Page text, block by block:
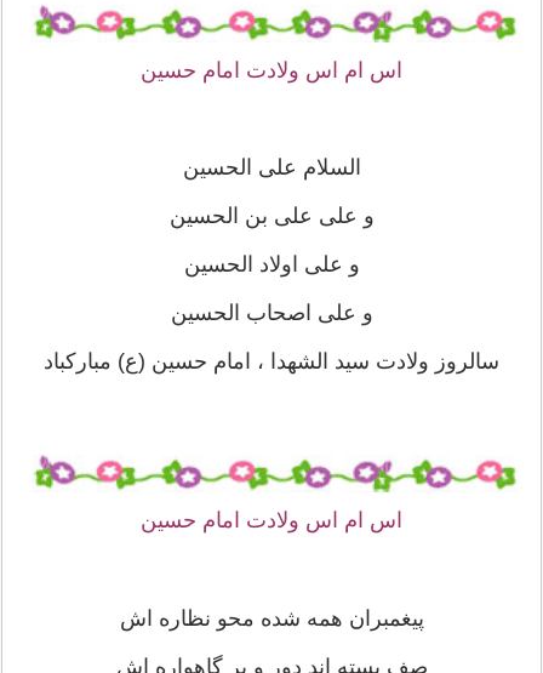
اس ام اس ولادت امام حسین
السلام علی الحسین
و علی علی بن الحسین
و علی اولاد الحسین
و علی اصحاب الحسین
سالروز ولادت سید الشهدا ، امام حسین (ع) مبارکباد
اس ام اس ولادت امام حسین
پیغمبران همه شده محو نظاره اش
صف بسته اند دور و بر گاهواره اش